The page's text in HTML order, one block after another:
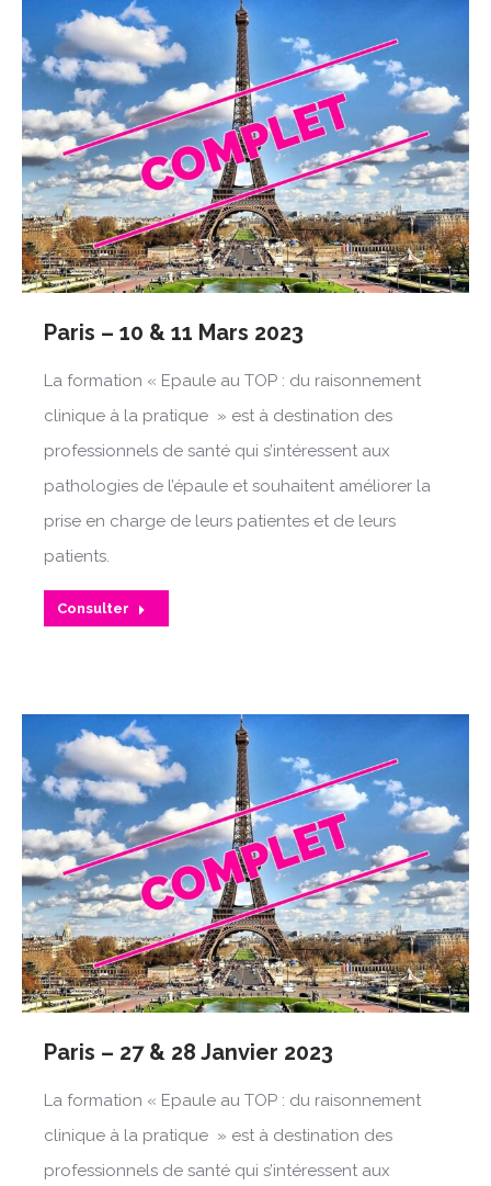
Paris – 10 & 11 Mars 2023
La formation « Epaule au TOP : du raisonnement
clinique à la pratique » est à destination des
professionnels de santé qui s’intéressent aux
pathologies de l’épaule et souhaitent améliorer la
prise en charge de leurs patientes et de leurs
patients.
Consulter
Paris – 27 & 28 Janvier 2023
La formation « Epaule au TOP : du raisonnement
clinique à la pratique » est à destination des
professionnels de santé qui s’intéressent aux